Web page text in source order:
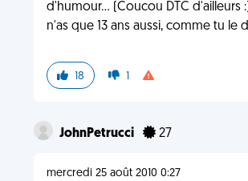
d'humour... (Coucou DTC d'ailleurs
n'as que 13 ans aussi, comme tu le
18 1
JohnPetrucci 27
mercredi 25 août 2010 0:27